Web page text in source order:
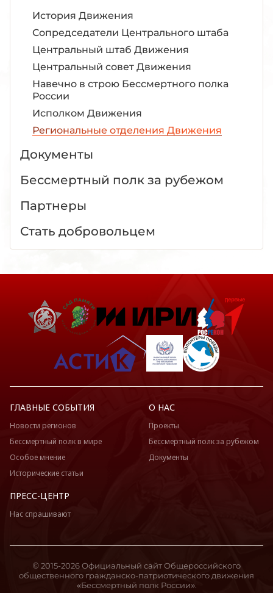
История Движения
Сопредседатели Центрального штаба
Центральный штаб Движения
Центральный совет Движения
Навечно в строю Бессмертного полка
России
Исполком Движения
Региональные отделения Движения
Документы
Бессмертный полк за рубежом
Партнеры
Стать добровольцем
ГЛАВНЫЕ СОБЫТИЯ
Новости регионов
Бессмертный полк в мире
Особое мнение
Исторические статьи
О НАС
Проекты
Бессмертный полк за рубежом
Документы
ПРЕСС-ЦЕНТР
Нас спрашивают
© 2015-2026 Официальный сайт Общероссийского
общественного гражданско-патриотического движения
«Бессмертный полк России».